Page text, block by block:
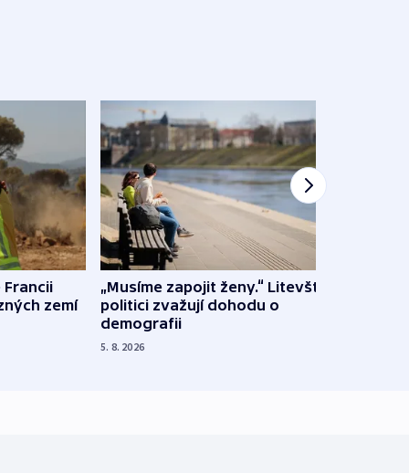
Francii
zemí
„Musíme zapojit ženy.“ Litevští
politici zvažují dohodu o
demografii
5. 8. 2026